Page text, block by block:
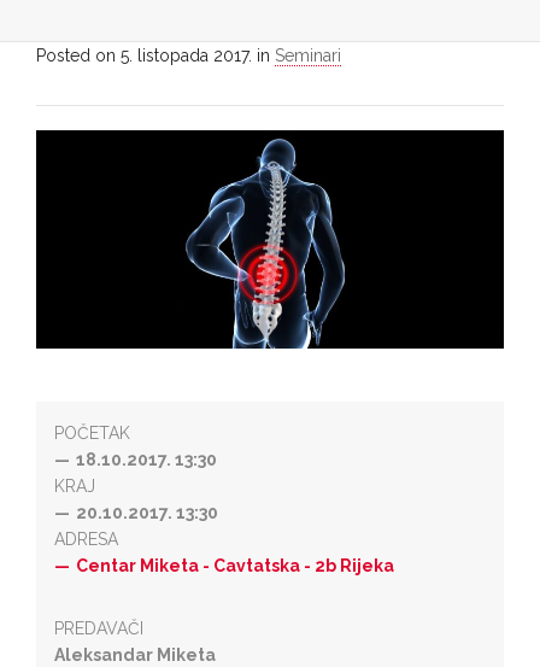
Posted on 5. listopada 2017. in Seminari
POČETAK
18.10.2017. 13:30
KRAJ
20.10.2017. 13:30
ADRESA
Centar Miketa - Cavtatska - 2b Rijeka
PREDAVAČI
Aleksandar Miketa